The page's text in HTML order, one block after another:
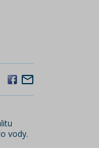
vody.